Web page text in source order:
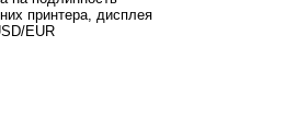
принтера, дисплея
EUR